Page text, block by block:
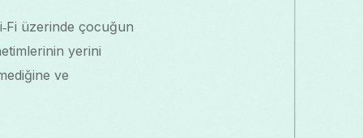
üzerinde çocuğun
yerini
ve